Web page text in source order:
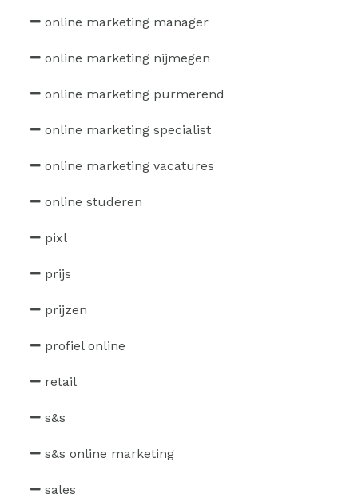
online marketing manager
online marketing nijmegen
online marketing purmerend
online marketing specialist
online marketing vacatures
online studeren
pixl
prijs
prijzen
profiel online
retail
s&s
s&s online marketing
sales